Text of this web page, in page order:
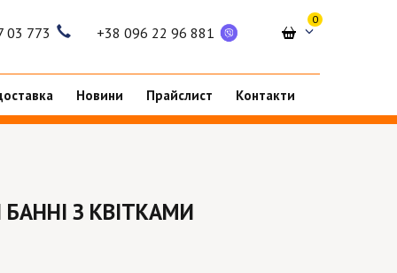
03 773 +38 096 22 96 881
0
Новини Прайслист Контакти
З КВІТКАМИ